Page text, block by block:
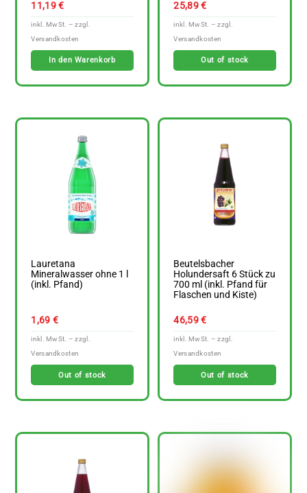
11,19€
In den Warenkorb
25,89€
Out of stock
Lauretana
Mineralwasser ohne 1 l
(inkl. Pfand)
1,69 €
Out of stock
Beutelsbacher
Holundersaft 6 Stück zu
700 ml (inkl. Pfand für
Flaschen und Kiste)
46,59€
Out of stock